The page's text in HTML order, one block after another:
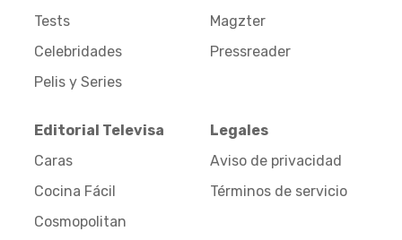
Tests
Celebridades
Pelis y Series
Magzter
Pressreader
Editorial Televisa
Caras
Cocina Fácil
Cosmopolitan
Legales
Aviso de privacidad
Términos de servicio